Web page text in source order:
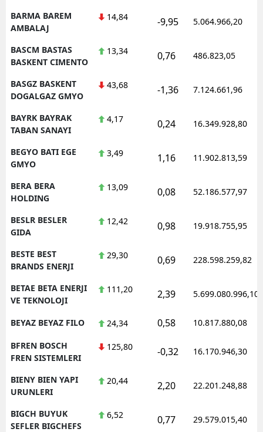
BARMA BAREM
AMBALAJ
14,84 -9,95 5.064.966,20
BASCM BASTAS
BASKENT CIMENTO
13,34 0,76 486.823,05
BASGZ BASKENT
DOGALGAZ GMYO
43,68 -1,36 7.124.661,96
BAYRK BAYRAK
TABAN SANAYI
4,17 0,24 16.349.928,80
BEGYO BATI EGE
GMYO
3,49 1,16 11.902.813,59
BERA BERA
HOLDING
13,09 0,08 52.186.577,97
BESLR BESLER
GIDA
12,42 0,98 19.918.755,95
BESTE BEST
BRANDS ENERJI
29,30 0,69 228.598.259,82
BETAE BETA ENERJI
VE TEKNOLOJI
111,20 2,39 5.699.080.996,10
BEYAZ BEYAZ FILO 24,34 0,58 10.817.880,08
BFREN BOSCH
FREN SISTEMLERI
125,80 -0,32 16.170.946,30
BIENY BIEN YAPI
URUNLERI
20,44 2,20 22.201.248,88
BIGCH BUYUK
SEFLER BIGCHEFS
6,52 0,77 29.579.015,40